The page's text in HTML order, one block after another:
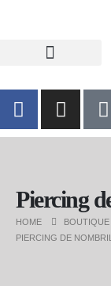
Piercing
HOME BOUTIQUE
PIERCING DE NOMBRIL